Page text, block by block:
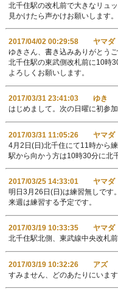
北千住駅の改札前で大きなリュ
見かけたら声かけお願いします。
2017/04/02 00:29:58 ヤマダ
ゆきさん、書き込みありがとう
北千住駅の東武側改札前に10時
よろしくお願いします。
2017/03/31 23:41:03 ゆき
はじめまして。次の日曜に初参
2017/03/31 11:05:26 ヤマダ
4月2日(日)北千住にて11時から
駅から向かう方は10時30分に北
2017/03/25 14:33:01 ヤマダ
明日3月26日(日)は練習無しです
来週は練習する予定です。
2017/03/19 10:33:35 ヤマダ
北千住駅北側、東武線中央改札
2017/03/19 10:32:26 アズ
すみません、どのあたりにいま